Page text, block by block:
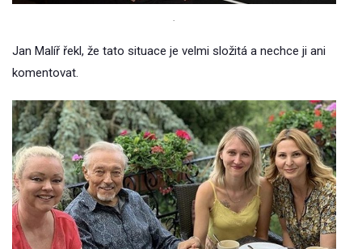
.
Jan Malíř řekl, že tato situace je velmi složitá a nechce ji ani
komentovat.